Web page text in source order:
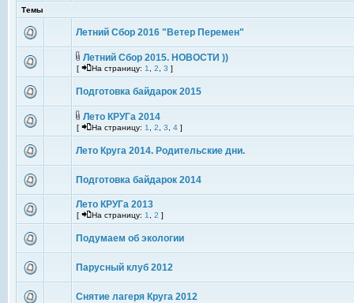
Темы
Летний Сбор 2016 "Ветер Перемен"
Летний Сбор 2015. НОВОСТИ ))
[ На страницу: 1 2 3 ]
Подготовка байдарок 2015
Лето КРУГа 2014
[ На страницу: 1 2 3 4 ]
Лето Круга 2014. Родительские дни.
Подготовка байдарок 2014
Лето КРУГа 2013
[ На страницу: 1 2 ]
Подумаем об экологии
Парусный клуб 2012
Снятие лагеря Круга 2012